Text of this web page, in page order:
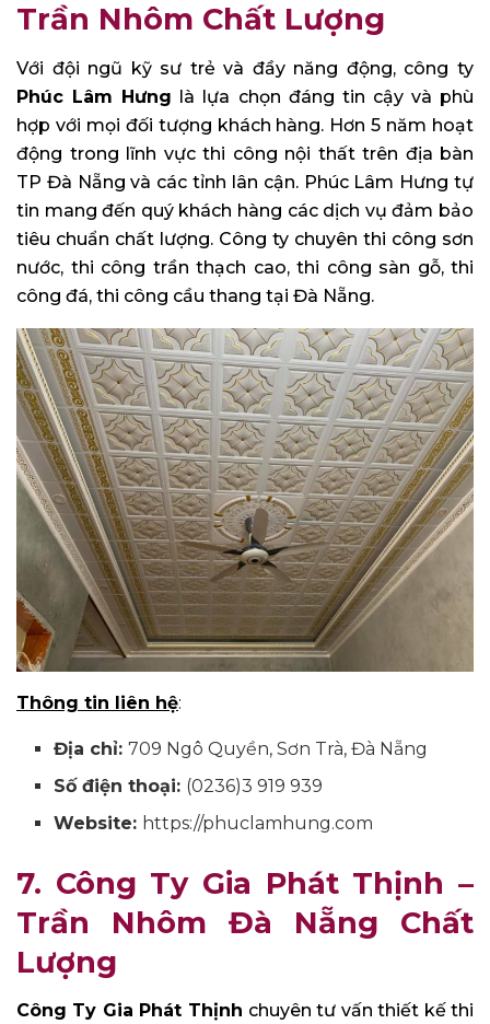
Trần Nhôm Chất Lượng
Với đội ngũ kỹ sư trẻ và đầy năng động, công ty
Phúc Lâm Hưng là lựa chọn đáng tin cậy và phù
hợp với mọi đối tượng khách hàng. Hơn 5 năm hoạt
động trong lĩnh vực thi công nội thất trên địa bàn
TP Đà Nẵng và các tỉnh lân cận. Phúc Lâm Hưng tự
tin mang đến quý khách hàng các dịch vụ đảm bảo
tiêu chuẩn chất lượng. Công ty chuyên thi công sơn
nước, thi công trần thạch cao, thi công sàn gỗ, thi
công đá, thi công cầu thang tại Đà Nẵng.
Thông tin liên hệ:
Địa chỉ:709 Ngô Quyền, Sơn Trà, Đà Nẵng
Số điện thoại: (0236)3 919 939
Website: https://phuclamhung.com
7. Công Ty Gia Phát Thịnh –
Trần Nhôm Đà Nẵng Chất
Lượng
Công Ty Gia Phát Thịnh chuyên tư vấn thiết kế thi